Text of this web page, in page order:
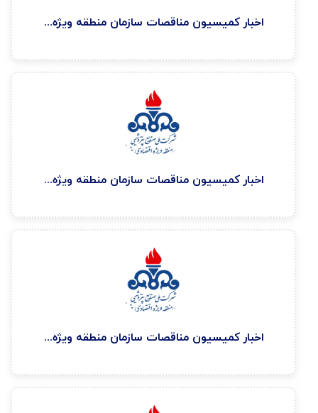
اخبار كميسيون مناقصات سازمان منطقه ويژه اقتصادی پتروشيمی ۱۴۰۴/۱۲/۶
اخبار كميسيون مناقصات سازمان منطقه ويژه اقتصادی پتروشيمی ۱۴۰۴/۱۲/۲۴
اخبار كميسيون مناقصات سازمان منطقه ويژه اقتصادی پتروشيمی ۱۴۰۴/۱۰/۲۹